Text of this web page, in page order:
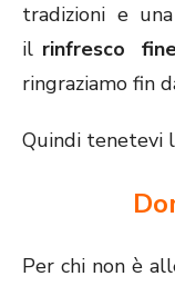
tradizioni e
il rinfresco
ringraziamo fin
Quindi tenetevi
Per chi non è